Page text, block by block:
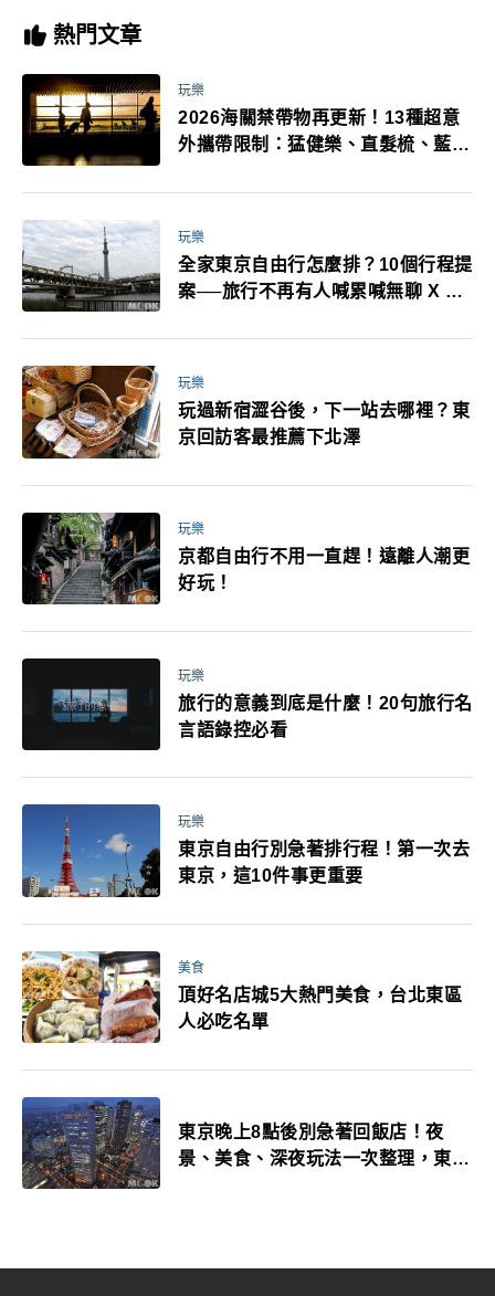
熱門文章
玩樂
2026海關禁帶物再更新！13種超意
外攜帶限制：猛健樂、直髮梳、藍牙
萬！注意事項一次看！
玩樂
全家東京自由行怎麼排？10個行程提
案──旅行不再有人喊累喊無聊 X 爸
玩樂
玩過新宿澀谷後，下一站去哪裡？東
京回訪客最推薦下北澤
玩樂
京都自由行不用一直趕！遠離人潮更
好玩！
玩樂
旅行的意義到底是什麼！20句旅行名
言語錄控必看
玩樂
東京自由行別急著排行程！第一次去
東京，這10件事更重要
美食
頂好名店城5大熱門美食，台北東區
人必吃名單
東京晚上8點後別急著回飯店！夜
景、美食、深夜玩法一次整理，東京